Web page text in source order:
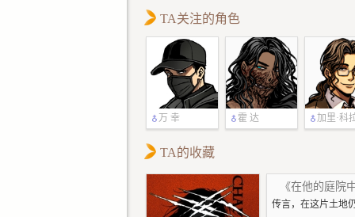
TA关注的角色
万 幸 霍 达 加里·科
TA的收藏
《在他的庭院
传言，在这片土地